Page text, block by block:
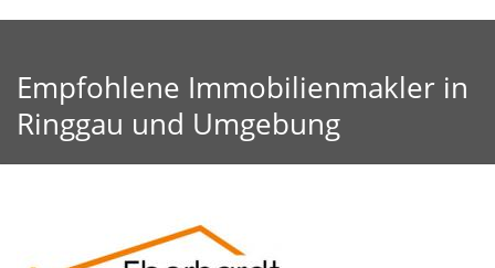
Empfohlene Immobilienmakler in
Ringgau und Umgebung